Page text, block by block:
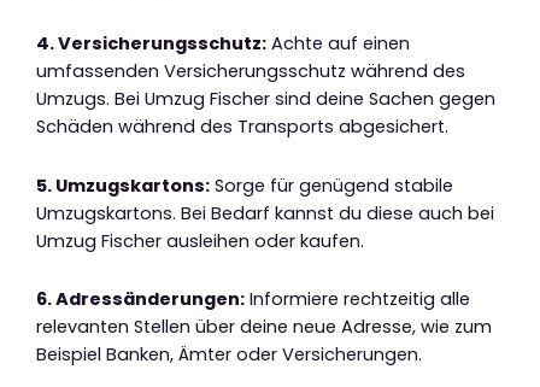
4. Versicherungsschutz: Achte auf einen
umfassenden Versicherungsschutz während des
Umzugs. Bei Umzug Fischer sind deine Sachen gegen
Schäden während des Transports abgesichert.
5. Umzugskartons: Sorge für genügend stabile
Umzugskartons. Bei Bedarf kannst du diese auch bei
Umzug Fischer ausleihen oder kaufen.
6. Adressänderungen: Informiere rechtzeitig alle
relevanten Stellen über deine neue Adresse, wie zum
Beispiel Banken, Ämter oder Versicherungen.